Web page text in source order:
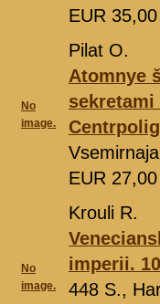
EUR
No
image.
Pilat O.
Atomnye
EUR
No
image.
Krouli R.
imperii.
448 S.,